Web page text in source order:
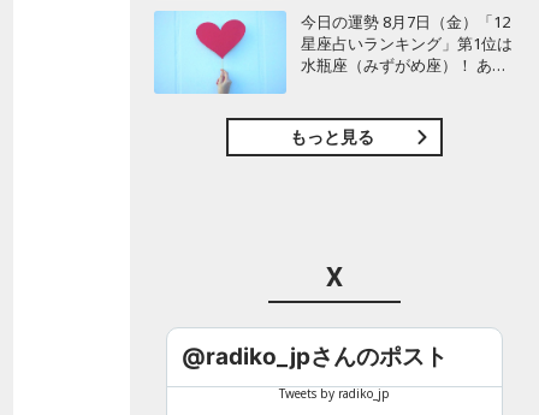
今日の運勢 8月7日（金）「12
星座占いランキング」第1位は
水瓶座（みずがめ座）！ あな
もっと見る
X
@radiko_jpさんのポスト
Tweets by radiko_jp